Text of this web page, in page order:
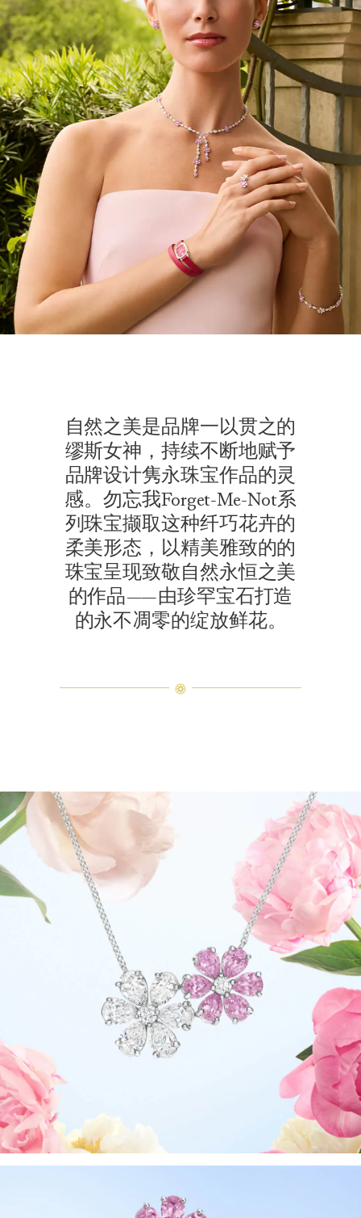
自然之美是品牌一以贯之的
缪斯女神，持续不断地赋予
品牌设计隽永珠宝作品的灵
感。勿忘我Forget-Me-Not系
列珠宝撷取这种纤巧花卉的
柔美形态，以精美雅致的的
珠宝呈现致敬自然永恒之美
的作品——由珍罕宝石打造
的永不凋零的绽放鲜花。